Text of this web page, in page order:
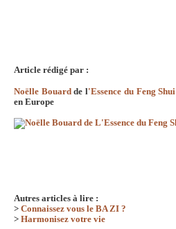
Article rédigé par :
Noëlle Bouardde l'Essence du Feng Shui
en Europe
Autres articles à lire :
> Connaissez vous le BA ZI ?
> Harmonisez votre vie